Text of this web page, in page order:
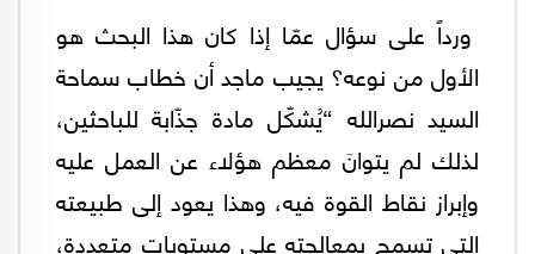
ورداً على سؤال عمّا إذا كان هذا البحث هو
الأول من نوعه؟ يجيب ماجد أن خطاب سماحة
السيد نصرالله “يُشكّل مادة جذّابة للباحثين،
لذلك لم يتوانَ معظم هؤلاء عن العمل عليه
وإبراز نقاط القوة فيه، وهذا يعود إلى طبيعته
التي تسمح بمعالجته على مستويات متعددة،